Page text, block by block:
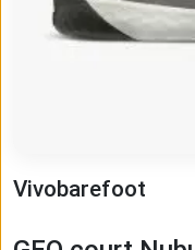
Vivobarefoot